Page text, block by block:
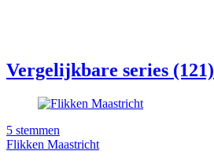
Vergelijkbare series (121)
5 stemmen
Flikken Maastricht